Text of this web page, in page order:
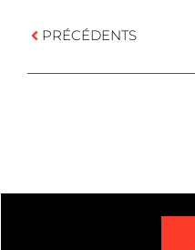
PRÉCÉDENTS